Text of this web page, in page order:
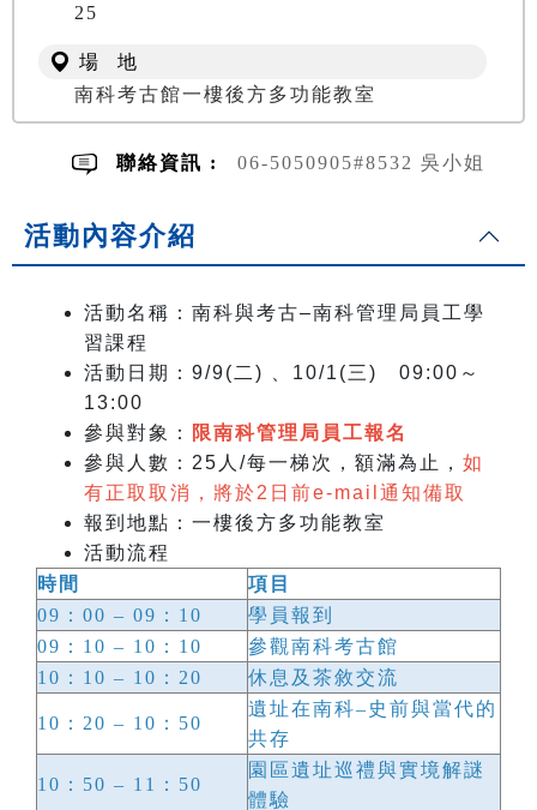
25
場 地
南科考古館一樓後方多功能教室
聯絡資訊 : 06-5050905#8532 吳小姐
活動內容介紹
活動名稱：南科與考古–南科管理局員工學
習課程
活動日期
：9/9(二) 、10/1(三) 09:00～
13:00
參與對象：
限南科管理局員工報名
參與人數：25人/每一梯次，額滿為止， 如
有正取取消，將於2日前e-mail通知備取
報到地點：一樓後方多功能教室
活動流程
時間
項目
09：00 – 09：10
學員報到
09：10 – 10：10
參觀南科考古館
10：10 – 10：20
休息及茶敘交流
10：20 – 10：50
遺址在南科–史前與當代的
共存
10：50 – 11：50
園區遺址巡禮與實境解謎
體驗